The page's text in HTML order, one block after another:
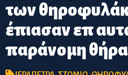
των
έπιασαν επ
παράνομη θήρα